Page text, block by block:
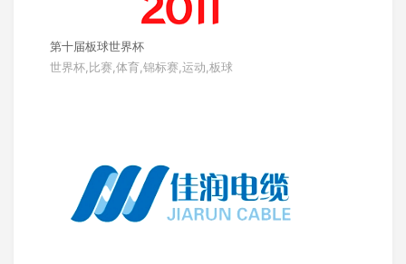
第十届板球世界杯
世界杯,比赛,体育,锦标赛,运动,板球